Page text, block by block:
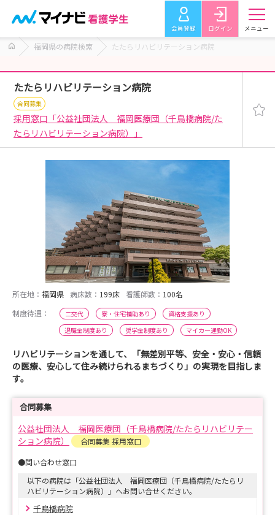
会員登録 ログイン メニュー
福岡県の病院検索 たたらリハビリテーション病院
たたらリハビリテーション病院
合同募集
採用窓口「公益社団法人 福岡医療団（千鳥橋病院/た
たらリハビリテーション病院）」
所在地： 福岡県 病床数： 199床 看護師数： 100名
制度待遇：
二交代 寮・住宅補助あり
資格支援あり
退職金制度あり
奨学金制度あり マイカー通勤OK
リハビリテーションを通して、「無差別平等、安全・安心・信頼
の医療、安心して住み続けられるまちづくり」の実現を目指しま
す。
合同募集
公益社団法人 福岡医療団（千鳥橋病院/たたらリハビリテー
ション病院）
合同募集 採用窓口
●問い合わせ窓口
以下の病院は「公益社団法人 福岡医療団（千鳥橋病院/たたらリ
ハビリテーション病院）」へお問い合せください。
千鳥橋病院